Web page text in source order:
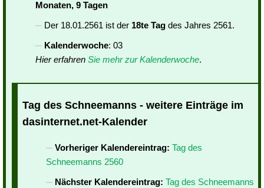
Monaten, 9 Tagen
Der 18.01.2561 ist der 18te Tag des Jahres 2561.
Kalenderwoche: 03
Hier erfahren Sie mehr zur Kalenderwoche.
Tag des Schneemanns - weitere Einträge im
dasinternet.net-Kalender
Vorheriger Kalendereintrag: Tag des
Schneemanns 2560
Nächster Kalendereintrag: Tag des Schneemanns